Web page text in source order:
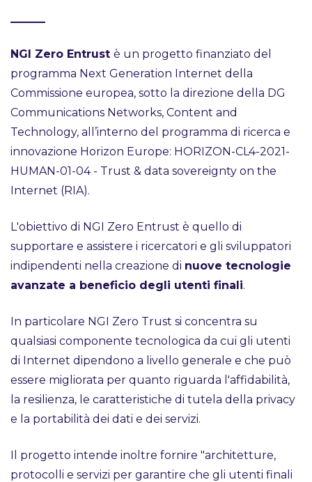
NGI Zero Entrust è un progetto finanziato del
programma Next Generation Internet della
Commissione europea, sotto la direzione della DG
Communications Networks, Content and
Technology, all’interno del programma di ricerca e
innovazione Horizon Europe: HORIZON-CL4-2021-
HUMAN-01-04 - Trust & data sovereignty on the
Internet (RIA).
L'obiettivo di NGI Zero Entrust è quello di
supportare e assistere i ricercatori e gli sviluppatori
indipendenti nella creazione di nuove tecnologie
avanzate a beneficio degli utenti finali.
In particolare NGI Zero Trust si concentra su
qualsiasi componente tecnologica da cui gli utenti
di Internet dipendono a livello generale e che può
essere migliorata per quanto riguarda l'affidabilità,
la resilienza, le caratteristiche di tutela della privacy
e la portabilità dei dati e dei servizi.
Il progetto intende inoltre fornire "architetture,
protocolli e servizi per garantire che gli utenti finali